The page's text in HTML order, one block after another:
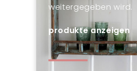
weitergegeben wird.
produkte anzeigen